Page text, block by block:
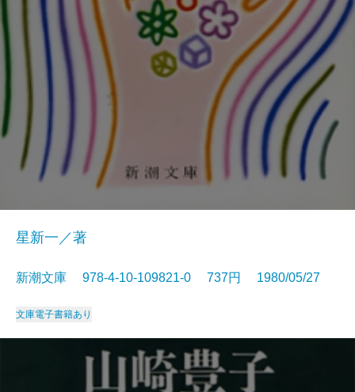
星新一／著
新潮文庫 978-4-10-109821-0 737円 1980/05/27
文庫電子書籍あり